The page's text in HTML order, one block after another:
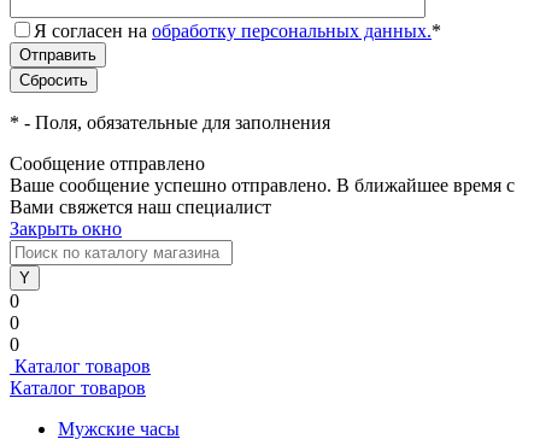
Я согласен на обработку персональных данных.*
* - Поля, обязательные для заполнения
Сообщение отправлено
Ваше сообщение успешно отправлено. В ближайшее время с
Вами свяжется наш специалист
Закрыть окно
0
0
0
Каталог товаров
Каталог товаров
Мужские часы